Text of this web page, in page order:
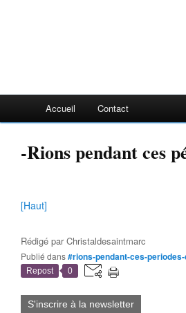
Accueil Contact
-Rions pendant ces
[Haut]
Rédigé parChristaldesaintmarc
Publié dans#rions-pendant-ces-
Repost 0
S'inscrire à la newsletter